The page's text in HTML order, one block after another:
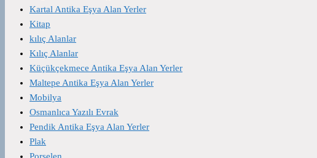
Kartal Antika Eşya Alan Yerler
Kitap
kılıç Alanlar
Kılıç Alanlar
Küçükçekmece Antika Eşya Alan Yerler
Maltepe Antika Eşya Alan Yerler
Mobilya
Osmanlıca Yazılı Evrak
Pendik Antika Eşya Alan Yerler
Plak